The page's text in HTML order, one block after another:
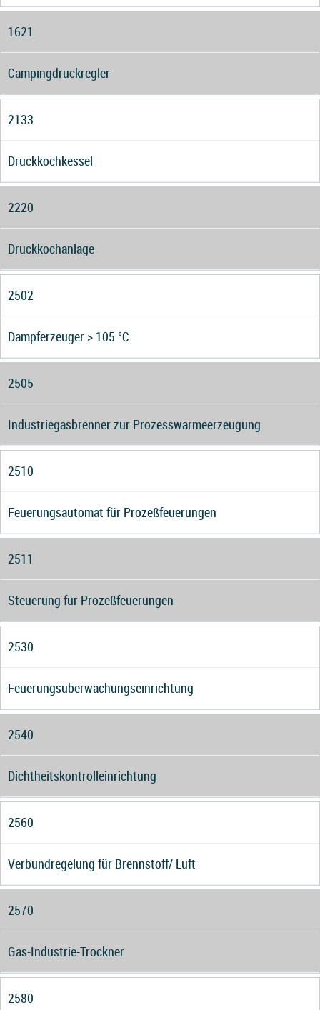
1621
Campingdruckregler
2133
Druckkochkessel
2220
Druckkochanlage
2502
Dampferzeuger > 105 °C
2505
Industriegasbrenner zur Prozesswärmeerzeugung
2510
Feuerungsautomat für Prozeßfeuerungen
2511
Steuerung für Prozeßfeuerungen
2530
Feuerungsüberwachungseinrichtung
2540
Dichtheitskontrolleinrichtung
2560
Verbundregelung für Brennstoff/ Luft
2570
Gas-Industrie-Trockner
2580